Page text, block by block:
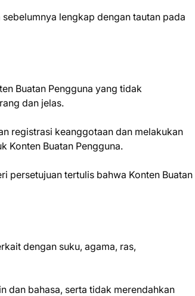
lengkap dengan tautan pada
Buatan Pengguna yang tidak
dan jelas.
registrasi keanggotaan dan melakukan
Konten Buatan Pengguna.
persetujuan tertulis bahwa Konten Buatan
dengan suku, agama, ras,
dan bahasa, serta tidak merendahkan
TERIMA